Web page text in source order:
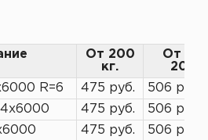
От 200
кг.
От 10
200
R=6
475 руб.
506 руб.
475 руб.
506 руб.
475 руб. 506 руб.